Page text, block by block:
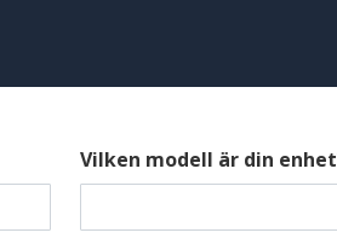
Vilken modell är din